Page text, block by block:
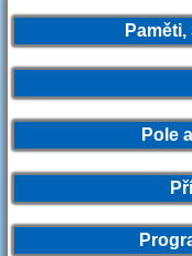
Paměti,
Pole